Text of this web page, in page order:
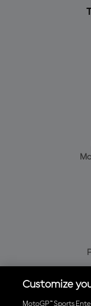
Customize
MotoGP™ Sports